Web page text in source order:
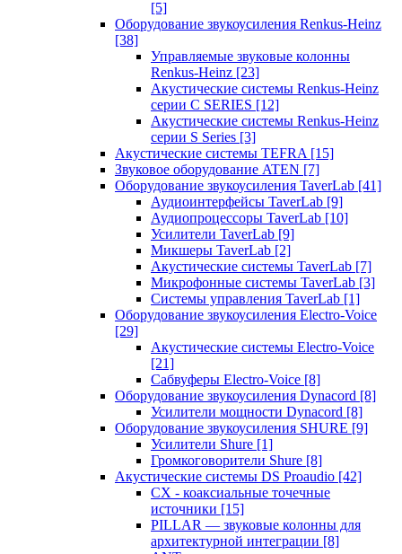
[5]
Оборудование звукоусиления Renkus-Heinz
[38]
Управляемые звуковые колонны
Renkus-Heinz [23]
Акустические системы Renkus-Heinz
серии C SERIES [12]
Акустические системы Renkus-Heinz
серии S Series [3]
Акустические системы TEFRA [15]
Звуковое оборудование ATEN [7]
Оборудование звукоусиления TaverLab [41]
Аудиоинтерфейсы TaverLab [9]
Аудиопроцессоры TaverLab [10]
Усилители TaverLab [9]
Микшеры TaverLab [2]
Акустические системы TaverLab [7]
Микрофонные системы TaverLab [3]
Системы управления TaverLab [1]
Оборудование звукоусиления Electro-Voice
[29]
Акустические системы Electro-Voice
[21]
Сабвуферы Electro-Voice [8]
Оборудование звукоусиления Dynacord [8]
Усилители мощности Dynacord [8]
Оборудование звукоусиления SHURE [9]
Усилители Shure [1]
Громкоговорители Shure [8]
Акустические системы DS Proaudio [42]
CX - коаксиальные точечные
источники [15]
PILLAR — звуковые колонны для
архитектурной интеграции [8]